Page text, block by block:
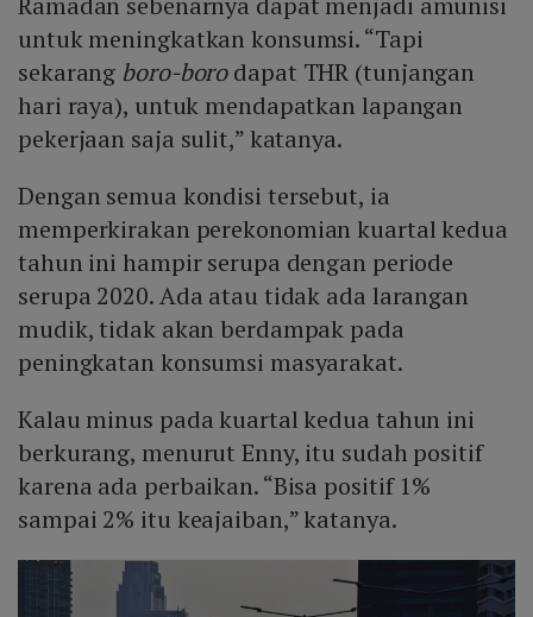
untuk meningkatkan konsumsi. “Tapi
sekarang boro-borodapat THR (tunjangan
hari raya), untuk mendapatkan lapangan
pekerjaan saja sulit,” katanya.
Dengan semua kondisi tersebut, ia
memperkirakan perekonomian kuartal kedua
tahun ini hampir serupa dengan periode
serupa 2020. Ada atau tidak ada larangan
mudik, tidak akan berdampak pada
peningkatan konsumsi masyarakat.
Kalau minus pada kuartal kedua tahun ini
berkurang, menurut Enny, itu sudah positif
karena ada perbaikan. “Bisa positif 1%
sampai 2% itu keajaiban,” katanya.